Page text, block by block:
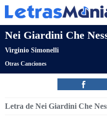
Nei Giardini Che
Virginio Simonelli
Otras Canciones
Letra de Nei Giardini Che